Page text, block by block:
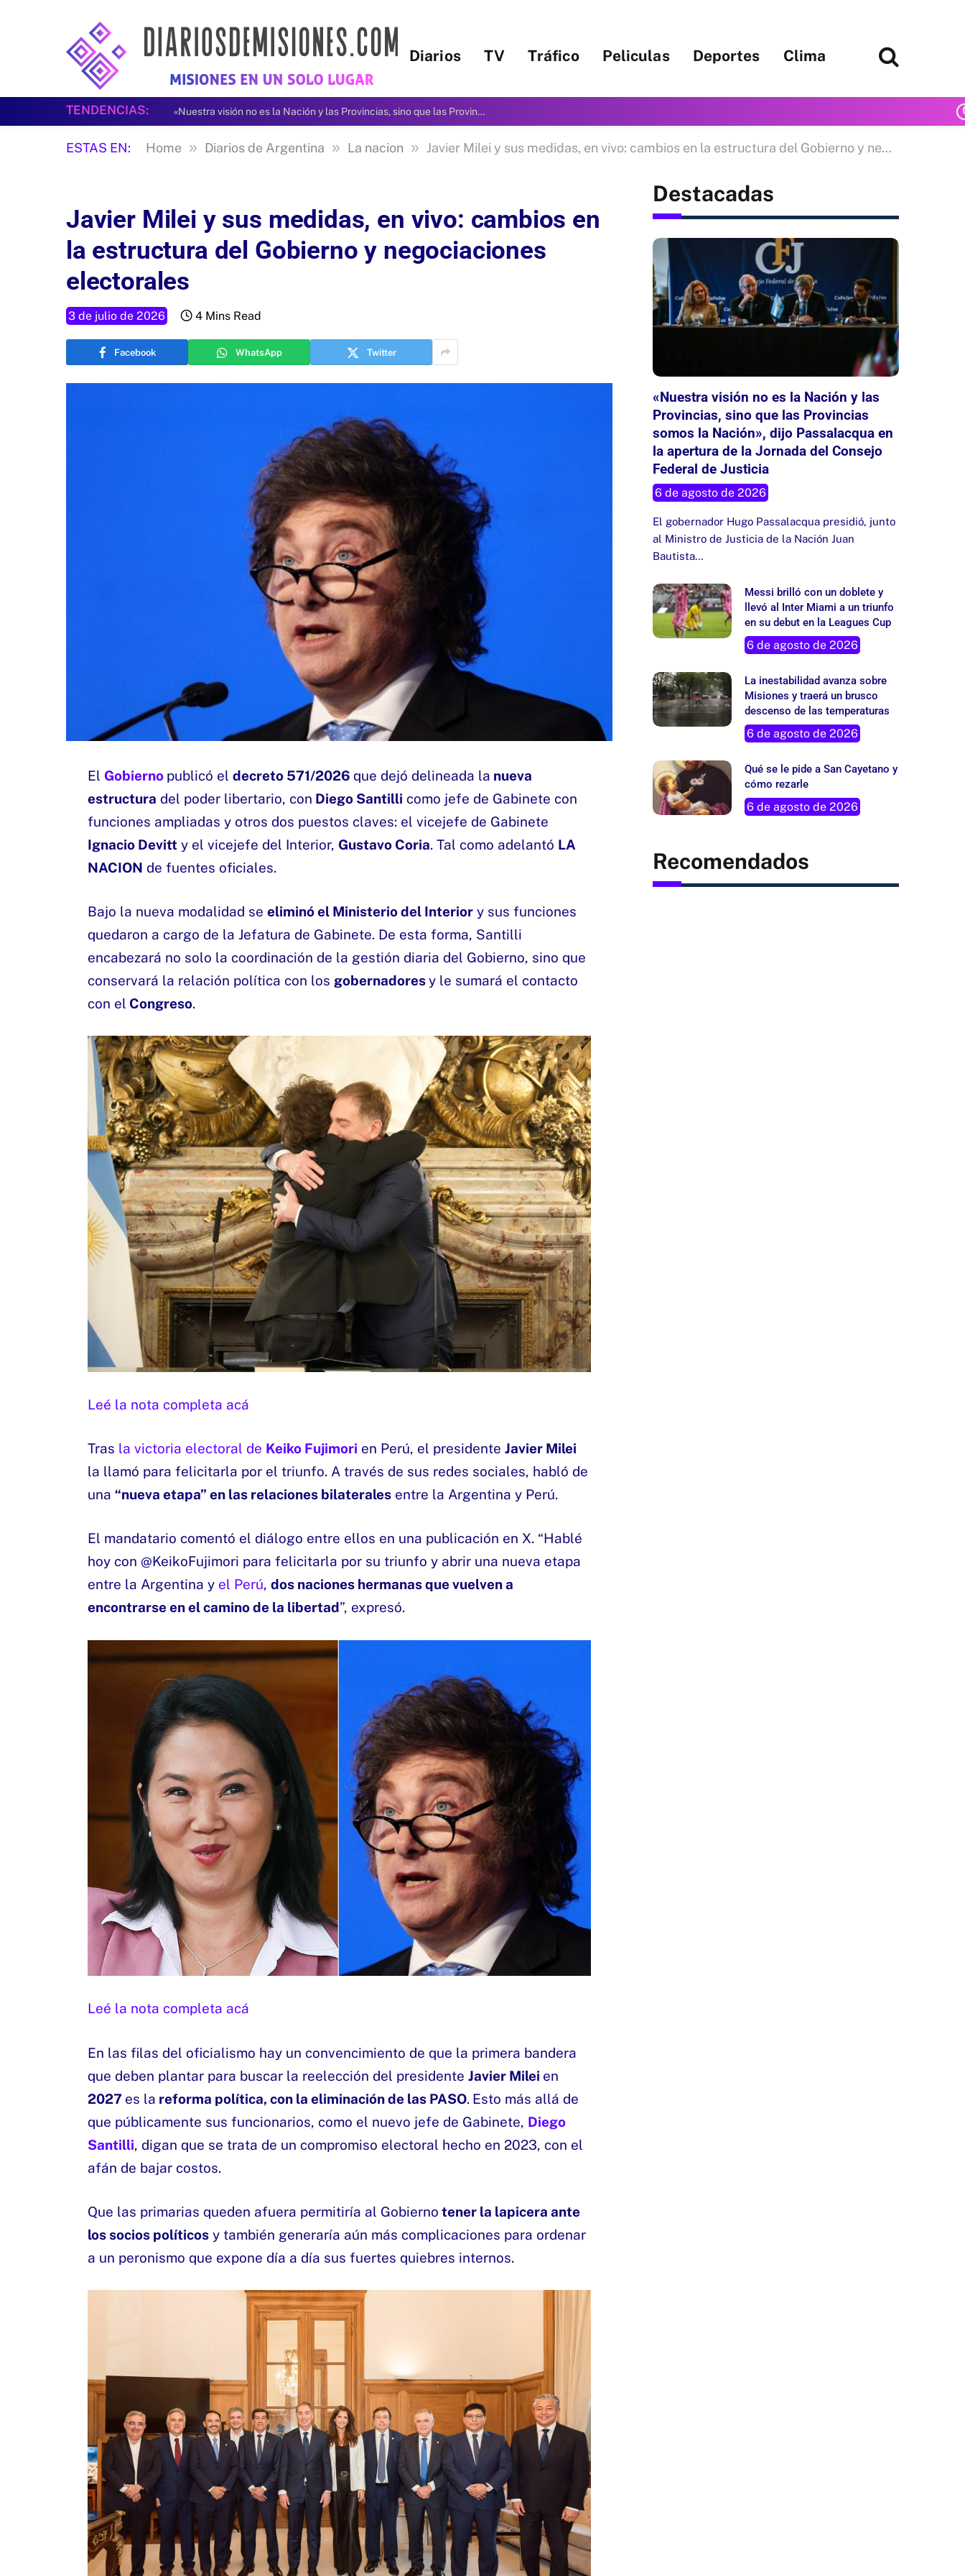
Diarios TV Tráfico Peliculas Deportes Clima
TENDENCIAS: «Nuestra visión no es la Nación y las Provincias, sino que las Provincias somos la Nación», dijo Passalacqua en la apertura de la Jornada del Consejo Federal de Justicia
ESTAS EN: Home » Diarios de Argentina » La nacion » Javier Milei y sus medidas, en vivo: cambios en la estructura del Gobierno y negociaciones electorales
Javier Milei y sus medidas, en vivo: cambios en
la estructura del Gobierno y negociaciones
electorales
3 de julio de 2026 4 Mins Read
Facebook WhatsApp Twitter
El Gobierno publicó el decreto 571/2026 que dejó delineada la nueva
estructura del poder libertario, con Diego Santilli como jefe de Gabinete con
funciones ampliadas y otros dos puestos claves: el vicejefe de Gabinete
Ignacio Devitty el vicejefe del Interior, Gustavo Coria. Tal como adelantó LA
NACION de fuentes oficiales.
Bajo la nueva modalidad se eliminó el Ministerio del Interiory sus funciones
quedaron a cargo de la Jefatura de Gabinete. De esta forma, Santilli
encabezará no solo la coordinación de la gestión diaria del Gobierno, sino que
conservará la relación política con los gobernadoresy le sumará el contacto
con el Congreso.
Leé la nota completa acá
Tras la victoria electoral de Keiko Fujimori en Perú, el presidente Javier Milei
la llamó para felicitarla por el triunfo. A través de sus redes sociales, habló de
una “nueva etapa” en las relaciones bilateralesentre la Argentina y Perú.
El mandatario comentó el diálogo entre ellos en una publicación en X. “Hablé
hoy con @KeikoFujimori para felicitarla por su triunfo y abrir una nueva etapa
entre la Argentina y el Perú, dos naciones hermanas que vuelven a
encontrarse en el camino de la libertad”, expresó.
Leé la nota completa acá
En las filas del oficialismo hay un convencimiento de que la primera bandera
que deben plantar para buscar la reelección del presidente Javier Milei en
2027 es la reforma política, con la eliminación de las PASO. Esto más allá de
que públicamente sus funcionarios, como el nuevo jefe de Gabinete, Diego
Santilli, digan que se trata de un compromiso electoral hecho en 2023, con el
afán de bajar costos.
Que las primarias queden afuera permitiría al Gobierno tener la lapicera ante
los socios políticosy también generaría aún más complicaciones para ordenar
a un peronismo que expone día a día sus fuertes quiebres internos.
Destacadas
«Nuestra visión no es la Nación y las
Provincias, sino que las Provincias
somos la Nación», dijo Passalacqua en
la apertura de la Jornada del Consejo
Federal de Justicia
6 de agosto de 2026
El gobernador Hugo Passalacqua presidió, junto
al Ministro de Justicia de la Nación Juan
Bautista…
Messi brilló con un doblete y
llevó al Inter Miami a un triunfo
en su debut en la Leagues Cup
6 de agosto de 2026
La inestabilidad avanza sobre
Misiones y traerá un brusco
descenso de las temperaturas
6 de agosto de 2026
Qué se le pide a San Cayetano y
cómo rezarle
6 de agosto de 2026
Recomendados